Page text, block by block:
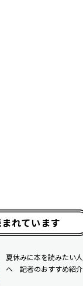
れています
夏休みに本を読みたい人
へ 記者のおすすめ紹介